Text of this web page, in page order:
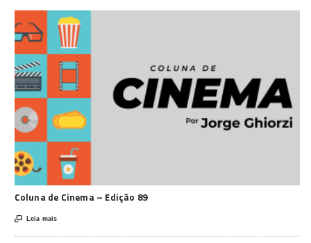
Coluna de Cinema – Edição 89
 Leia mais